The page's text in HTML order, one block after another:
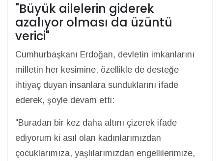
"Büyük ailelerin giderek
azalıyor olması da üzüntü
verici"
Cumhurbaşkanı Erdoğan, devletin imkanlarını
milletin her kesimine, özellikle de desteğe
ihtiyaç duyan insanlara sunduklarını ifade
ederek, şöyle devam etti:
"Buradan bir kez daha altını çizerek ifade
ediyorum ki asıl olan kadınlarımızdan
çocuklarımıza, yaşlılarımızdan engellilerimize,